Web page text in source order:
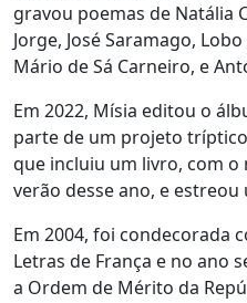
gravou poemas de Natália
Jorge, José Saramago,
Mário de Sá Carneiro, e
Em 2022, Mísia editou o
parte de um projeto
que incluiu um livro, com
verão desse ano, e
Em 2004, foi condecorada
Letras de França e no ano
a Ordem de Mérito da